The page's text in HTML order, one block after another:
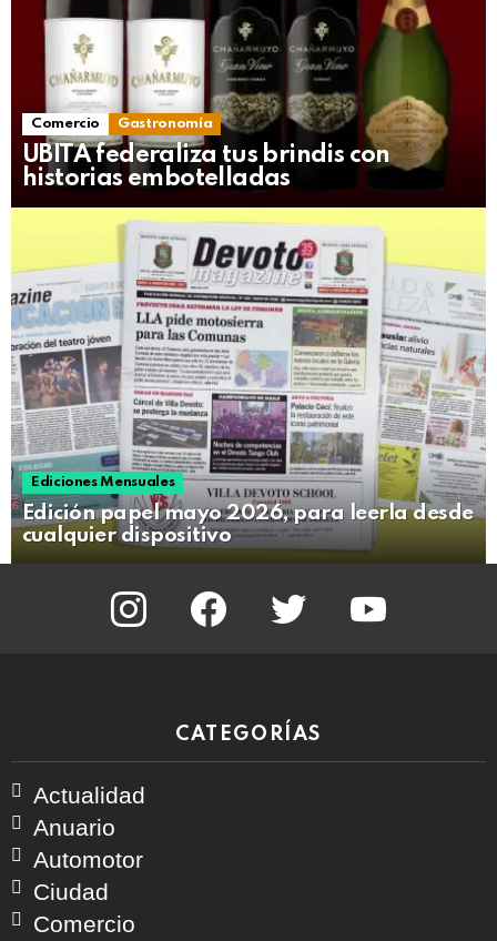
Comercio Gastronomía
UBITA federaliza tus brindis con
historias embotelladas
Ediciones Mensuales
Edición papel mayo 2026, para leerla desde
cualquier dispositivo
instagram facebook twitter
CATEGORÍAS
Actualidad
Anuario
Automotor
Ciudad
Comercio